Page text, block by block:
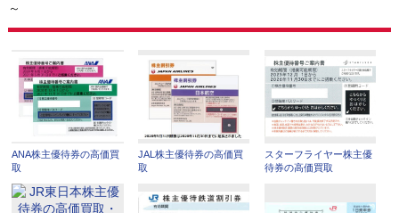
～
ANA株主優待券の高価買
取
JAL株主優待券の高価買
取
スターフライヤー株主優
待券の高価買取